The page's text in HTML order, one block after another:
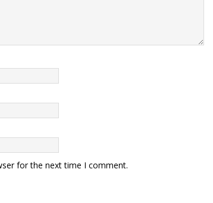
for the next time I comment.